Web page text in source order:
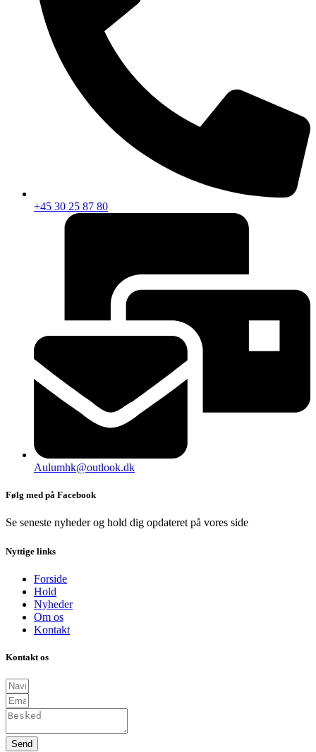
+45 30 25 87 80
Aulumhk@outlook.dk
Følg med på Facebook
Se seneste nyheder og hold dig opdateret på vores side
Nyttige links
Forside
Hold
Nyheder
Om os
Kontakt
Kontakt os
Send